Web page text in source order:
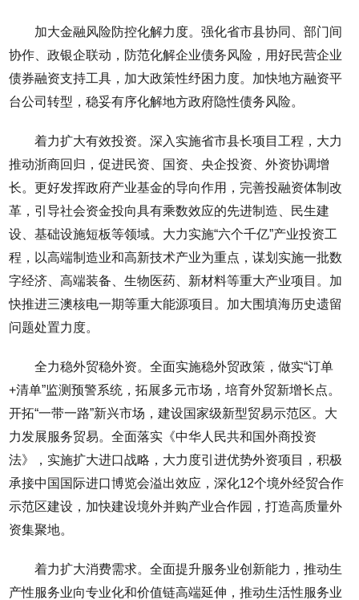
加大金融风险防控化解力度。强化省市县协同、部门间
协作、政银企联动，防范化解企业债务风险，用好民营企业
债券融资支持工具，加大政策性纾困力度。加快地方融资平
台公司转型，稳妥有序化解地方政府隐性债务风险。
着力扩大有效投资。深入实施省市县长项目工程，大力
推动浙商回归，促进民资、国资、央企投资、外资协调增
长。更好发挥政府产业基金的导向作用，完善投融资体制改
革，引导社会资金投向具有乘数效应的先进制造、民生建
设、基础设施短板等领域。大力实施“六个千亿”产业投资工
程，以高端制造业和高新技术产业为重点，谋划实施一批数
字经济、高端装备、生物医药、新材料等重大产业项目。加
快推进三澳核电一期等重大能源项目。加大围填海历史遗留
问题处置力度。
全力稳外贸稳外资。全面实施稳外贸政策，做实“订单
+清单”监测预警系统，拓展多元市场，培育外贸新增长点。
开拓“一带一路”新兴市场，建设国家级新型贸易示范区。大
力发展服务贸易。全面落实《中华人民共和国外商投资
法》，实施扩大进口战略，大力度引进优势外资项目，积极
承接中国国际进口博览会溢出效应，深化12个境外经贸合作
示范区建设，加快建设境外并购产业合作园，打造高质量外
资集聚地。
着力扩大消费需求。全面提升服务业创新能力，推动生
产性服务业向专业化和价值链高端延伸，推动生活性服务业